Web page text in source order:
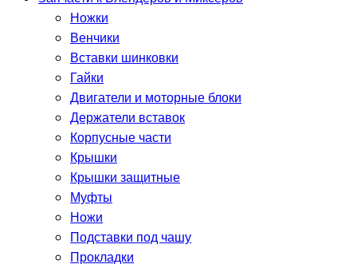
Ножки
Венчики
Вставки шинковки
Гайки
Двигатели и моторные блоки
Держатели вставок
Корпусные части
Крышки
Крышки защитные
Муфты
Ножи
Подставки под чашу
Прокладки